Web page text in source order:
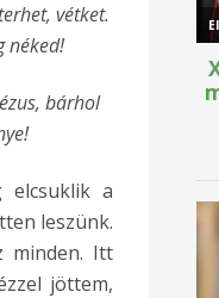
vétket.
néked!
bárhol
elcsuklik a
leszünk.
minden. Itt
jöttem,